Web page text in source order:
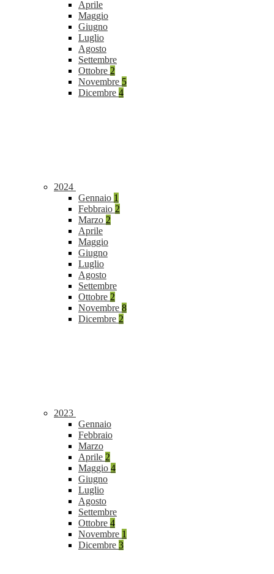
Aprile
Maggio
Giugno
Luglio
Agosto
Settembre
Ottobre 2
Novembre 5
Dicembre 4
2024
Gennaio 1
Febbraio 2
Marzo 2
Aprile
Maggio
Giugno
Luglio
Agosto
Settembre
Ottobre 2
Novembre 8
Dicembre 2
2023
Gennaio
Febbraio
Marzo
Aprile 2
Maggio 4
Giugno
Luglio
Agosto
Settembre
Ottobre 4
Novembre 1
Dicembre 3